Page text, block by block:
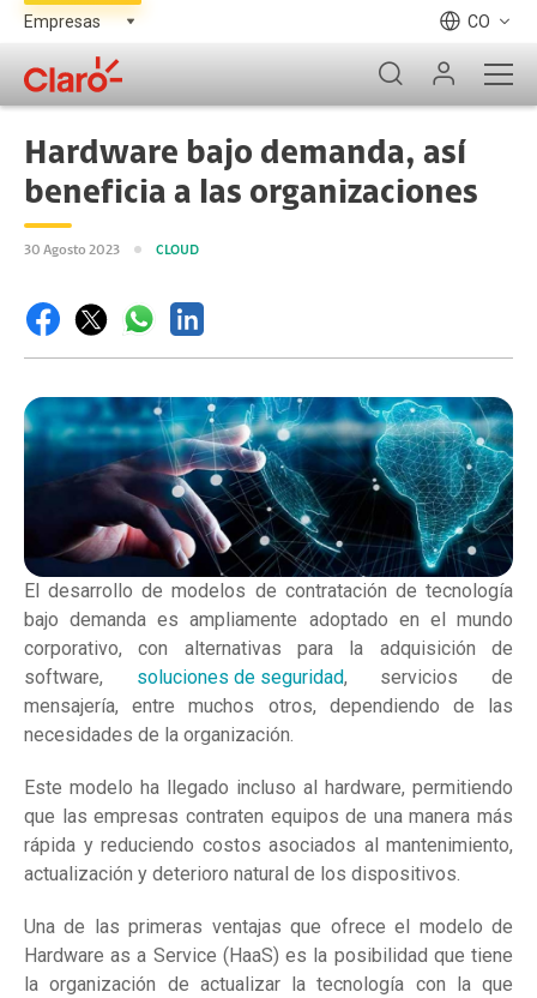
CO
Hardware bajo demanda, así
beneficia a las organizaciones
30 Agosto 2023 CLOUD
El desarrollo de modelos de contratación de tecnología
bajo demanda es ampliamente adoptado en el mundo
corporativo, con alternativas para la adquisición de
software, soluciones de seguridad, servicios de
mensajería, entre muchos otros, dependiendo de las
necesidades de la organización.
Este modelo ha llegado incluso al hardware, permitiendo
que las empresas contraten equipos de una manera más
rápida y reduciendo costos asociados al mantenimiento,
actualización y deterioro natural de los dispositivos.
Una de las primeras ventajas que ofrece el modelo de
Hardware as a Service (HaaS) es la posibilidad que tiene
la organización de actualizar la tecnología con la que